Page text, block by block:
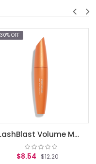
LashBlast Volume Mascara Very Black .44 fl oz (13.1 ml)
$12.20